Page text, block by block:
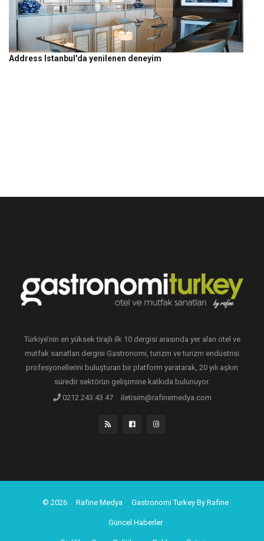
Address Istanbul'da yenilenen deneyim
Türkiye’nin en yüksek tirajlı ilk 10 dergisi arasında yer alan otel ve
mutfak sanatları dergisi Gastronomi, turizm ve turizm endüstrisi
profesyonellerini buluşturan bir platform yaratarak, 20 yılı aşkın
süredir sektörün gelişimine katkıda bulunuyor.
0212 243 43 47
iletisim@rafinemedya.com
© 2026 Rafine Medya Gastronomi Turkey By Rafine
Güncel Haberler